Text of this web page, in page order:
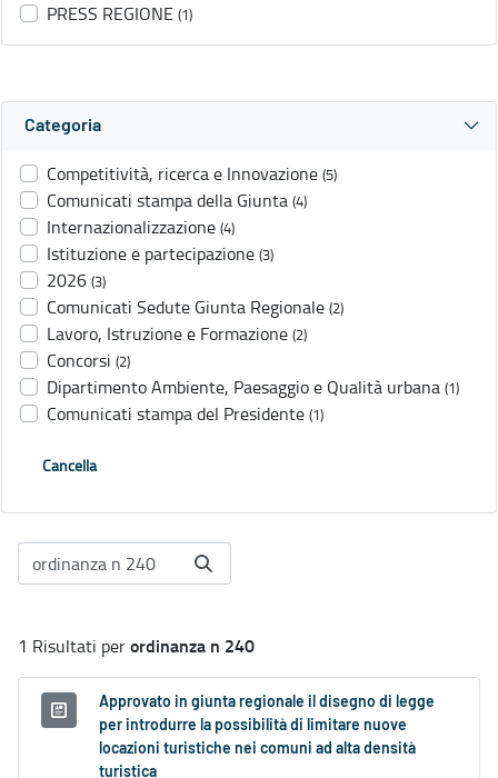
PRESS REGIONE (1)
Categoria
Competitività, ricerca e Innovazione (5)
Comunicati stampa della Giunta (4)
Internazionalizzazione (4)
Istituzione e partecipazione (3)
2026 (3)
Comunicati Sedute Giunta Regionale (2)
Lavoro, Istruzione e Formazione (2)
Concorsi (2)
Dipartimento Ambiente, Paesaggio e Qualità urbana (1)
Comunicati stampa del Presidente (1)
Cancella
1 Risultati perordinanza n 240
Approvato in giunta regionale il disegno di legge
per introdurre la possibilità di limitare nuove
locazioni turistiche nei comuni ad alta densità
turistica